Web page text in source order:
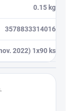
0.15 kg
3578833314016
2022) 1x90 ks